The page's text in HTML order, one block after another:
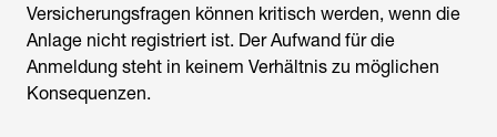
Versicherungsfragen können kritisch werden, wenn die
Anlage nicht registriert ist. Der Aufwand für die
Anmeldung steht in keinem Verhältnis zu möglichen
Konsequenzen.